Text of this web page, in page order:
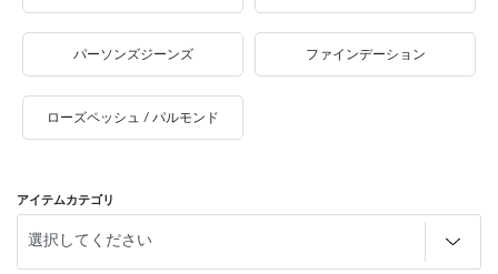
パーソンズジーンズ ファインデーション
ローズペッシュ / パルモンド
アイテムカテゴリ